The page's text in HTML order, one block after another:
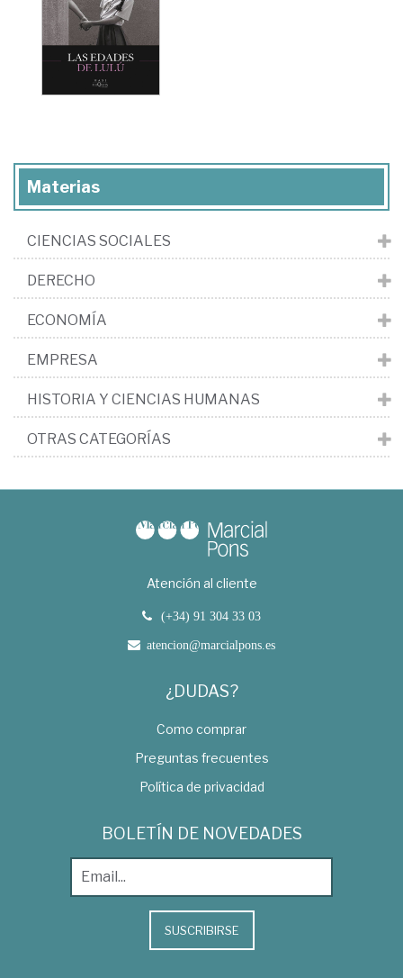
Materias
CIENCIAS SOCIALES
DERECHO
ECONOMÍA
EMPRESA
HISTORIA Y CIENCIAS HUMANAS
OTRAS CATEGORÍAS
Atención al cliente
(+34) 91 304 33 03
atencion@marcialpons.es
¿DUDAS?
Como comprar
Preguntas frecuentes
Política de privacidad
BOLETÍN DE NOVEDADES
SUSCRIBIRSE